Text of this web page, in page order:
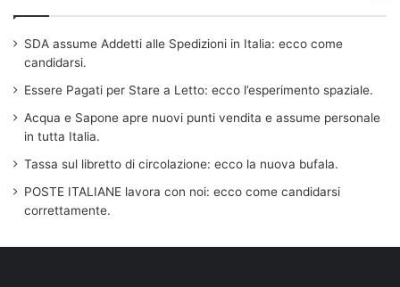
SDA assume Addetti alle Spedizioni in Italia: ecco come
candidarsi.
Essere Pagati per Stare a Letto: ecco l’esperimento spaziale.
Acqua e Sapone apre nuovi punti vendita e assume personale
in tutta Italia.
Tassa sul libretto di circolazione: ecco la nuova bufala.
POSTE ITALIANE lavora con noi: ecco come candidarsi
correttamente.